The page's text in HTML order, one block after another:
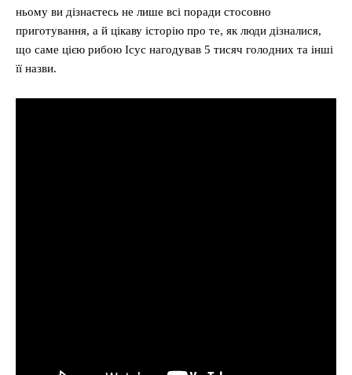
ньому ви дізнаєтесь не лише всі поради стосовно
приготування, а й цікаву історію про те, як люди дізналися,
що саме цією рибою Ісус нагодував 5 тисяч голодних та інші
її назви.